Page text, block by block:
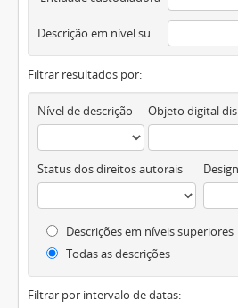
Descrição em nível superior
Filtrar resultados por:
Nível de descrição
Status dos direitos autorais
Descrições em níveis superiores
Todas as descrições
Filtrar por intervalo de datas: